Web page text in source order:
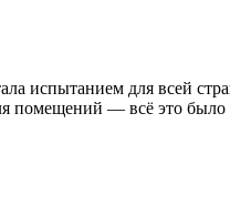
испытанием для всей
помещений — всё это было